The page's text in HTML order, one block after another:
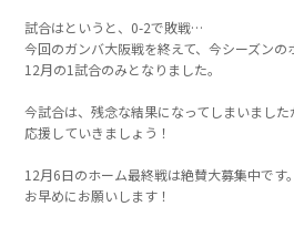
試合はというと、0-2で敗戦…
今回のガンバ大阪戦を終えて、今シーズン
12月の1試合のみとなりました。
今試合は、残念な結果になってしまいまし
応援していきましょう！
12月6日のホーム最終戦は絶賛大募集中です
お早めにお願いします！